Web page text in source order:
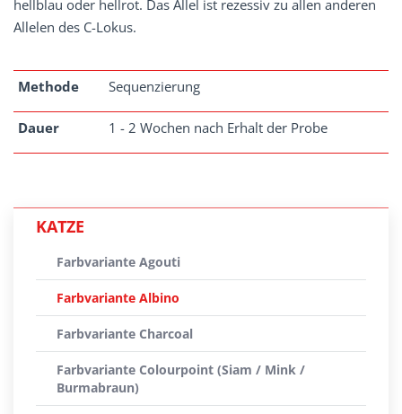
hellblau oder hellrot. Das Allel ist rezessiv zu allen anderen
Allelen des C-Lokus.
Methode Sequenzierung
Dauer 1 - 2 Wochen nach Erhalt der Probe
KATZE
Farbvariante Agouti
Farbvariante Albino
Farbvariante Charcoal
Farbvariante Colourpoint (Siam / Mink /
Burmabraun)